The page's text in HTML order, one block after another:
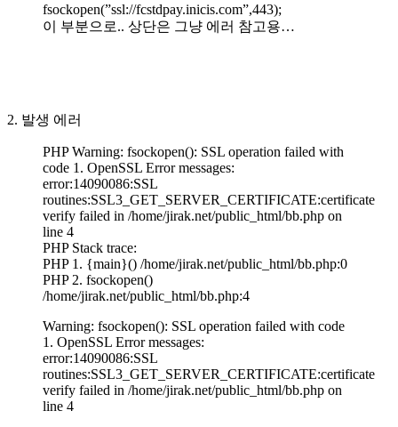
fsockopen(”ssl://fcstdpay.inicis.com”,443);
이 부분으로.. 상단은 그냥 에러 참고용…
2. 발생 에러
PHP Warning: fsockopen(): SSL operation failed with
code 1. OpenSSL Error messages:
error:14090086:SSL
routines:SSL3_GET_SERVER_CERTIFICATE:certificate
verify failed in /home/jirak.net/public_html/bb.php on
line 4
PHP Stack trace:
PHP 1. {main}() /home/jirak.net/public_html/bb.php:0
PHP 2. fsockopen()
/home/jirak.net/public_html/bb.php:4
Warning: fsockopen(): SSL operation failed with code
1. OpenSSL Error messages:
error:14090086:SSL
routines:SSL3_GET_SERVER_CERTIFICATE:certificate
verify failed in /home/jirak.net/public_html/bb.php on
line 4